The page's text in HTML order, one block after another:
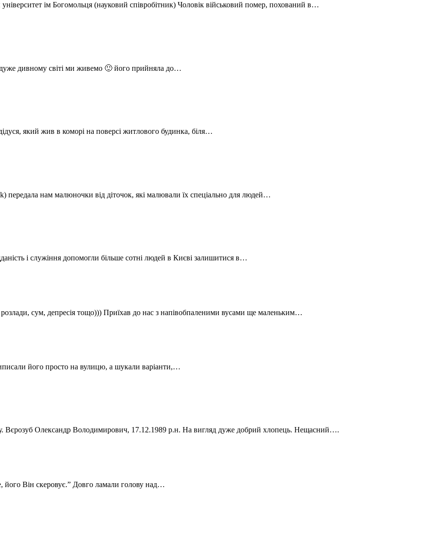
університет ім Богомольця (науковий співробітник) Чоловік військовий помер, похований в…
дивному світі ми живемо 🙂 його прийняла до…
який жив в коморі на поверсі житлового будинка, біля…
нам малюночки від діточок, які малювали їх спеціально для людей…
і служіння допомогли більше сотні людей в Києві залишитися в…
сум, депресія тощо))) Приїхав до нас з напівобпаленими вусами ще маленьким…
його просто на вулицю, а шукали варіанти,…
Вєрозуб Олександр Володимирович, 17.12.1989 р.н. На вигляд дуже добрий хлопець. Нещасний….
його Він скеровує.” Довго ламали голову над…